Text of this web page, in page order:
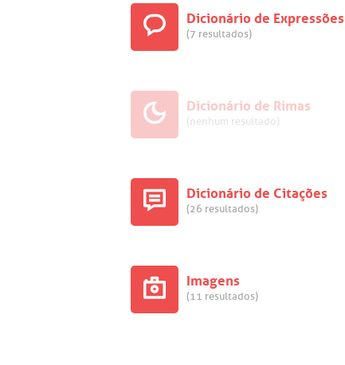
Dicionário de Expressões
(7 resultados)
Dicionário de Rimas
(nenhum resultado)
Dicionário de Citações
(26 resultados)
Imagens
(11 resultados)